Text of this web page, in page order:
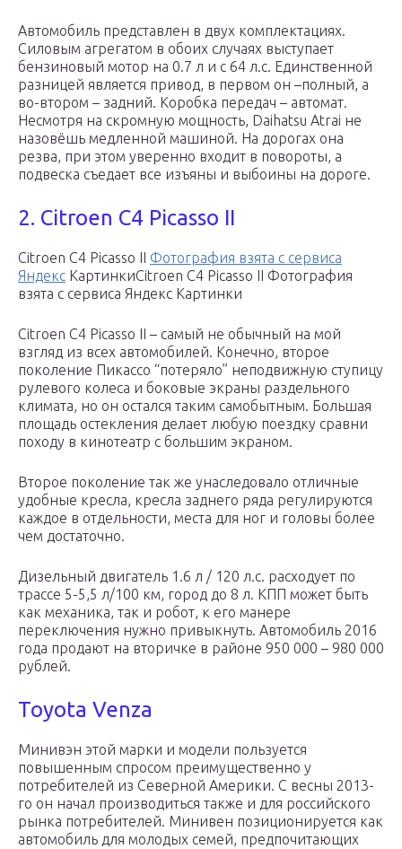
Автомобиль представлен в двух комплектациях.
Силовым агрегатом в обоих случаях выступает
бензиновый мотор на 0.7 л и с 64 л.с. Единственной
разницей является привод, в первом он –полный, а
во-втором – задний. Коробка передач – автомат.
Несмотря на скромную мощность, Daihatsu Atrai не
назовёшь медленной машиной. На дорогах она
резва, при этом уверенно входит в повороты, а
подвеска съедает все изъяны и выбоины на дороге.
2. Citroen C4 Picasso II
Citroen C4 Picasso II Фотография взята с сервиса
Яндекс КартинкиCitroen C4 Picasso II Фотография
взята с сервиса Яндекс Картинки
Citroen C4 Picasso II – самый не обычный на мой
взгляд из всех автомобилей. Конечно, второе
поколение Пикассо “потеряло” неподвижную ступицу
рулевого колеса и боковые экраны раздельного
климата, но он остался таким самобытным. Большая
площадь остекления делает любую поездку сравни
походу в кинотеатр с большим экраном.
Второе поколение так же унаследовало отличные
удобные кресла, кресла заднего ряда регулируются
каждое в отдельности, места для ног и головы более
чем достаточно.
Дизельный двигатель 1.6 л / 120 л.с. расходует по
трассе 5-5,5 л/100 км, город до 8 л. КПП может быть
как механика, так и робот, к его манере
переключения нужно привыкнуть. Автомобиль 2016
года продают на вторичке в районе 950 000 – 980 000
рублей.
Toyota Venza
Минивэн этой марки и модели пользуется
повышенным спросом преимущественно у
потребителей из Северной Америки. С весны 2013-
го он начал производиться также и для российского
рынка потребителей. Минивен позиционируется как
автомобиль для молодых семей, предпочитающих